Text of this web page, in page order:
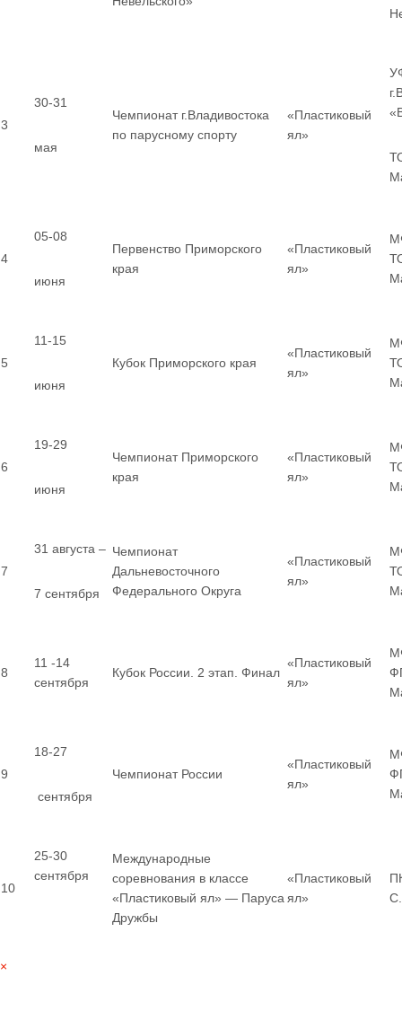
3
30-31
мая
Чемпионат г.Владивостока
по парусному спорту
«Пластиковый
ял»
4
05-08
июня
Первенство Приморского
края
«Пластиковый
ял»
5
11-15
июня
Кубок Приморского края
«Пластиковый
ял»
6
19-29
июня
Чемпионат Приморского
края
«Пластиковый
ял»
7
31 августа –
7 сентября
Чемпионат
Дальневосточного
Федерального Округа
«Пластиковый
ял»
8
11 -14
сентября
Кубок России. 2 этап. Финал
«Пластиковый
ял»
9
18-27
сентября
Чемпионат России
«Пластиковый
ял»
10
25-30
сентября
Международные
соревнования в классе
«Пластиковый ял» — Паруса
Дружбы
«Пластиковый
ял»
×